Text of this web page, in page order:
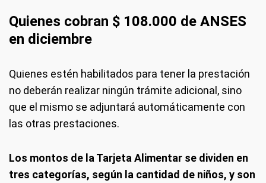
Quienes cobran $ 108.000 de ANSES
en diciembre
Quienes estén habilitados para tener la prestación
no deberán realizar ningún trámite adicional, sino
que el mismo se adjuntará automáticamente con
las otras prestaciones.
Los montos de la Tarjeta Alimentar se dividen en
tres categorías, según la cantidad de niños, y son